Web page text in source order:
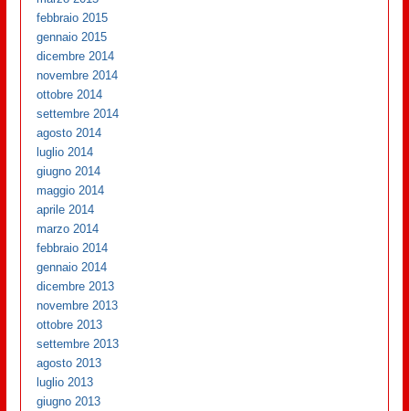
febbraio 2015
gennaio 2015
dicembre 2014
novembre 2014
ottobre 2014
settembre 2014
agosto 2014
luglio 2014
giugno 2014
maggio 2014
aprile 2014
marzo 2014
febbraio 2014
gennaio 2014
dicembre 2013
novembre 2013
ottobre 2013
settembre 2013
agosto 2013
luglio 2013
giugno 2013